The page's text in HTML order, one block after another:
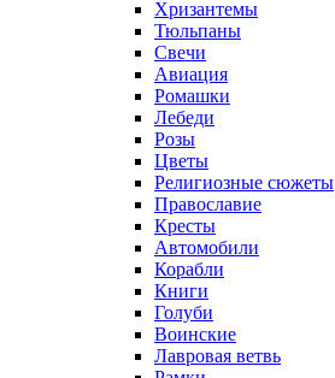
Хризантемы
Тюльпаны
Свечи
Авиация
Ромашки
Лебеди
Розы
Цветы
Религиозные сюжеты
Православие
Кресты
Автомобили
Корабли
Книги
Голуби
Воинские
Лавровая ветвь